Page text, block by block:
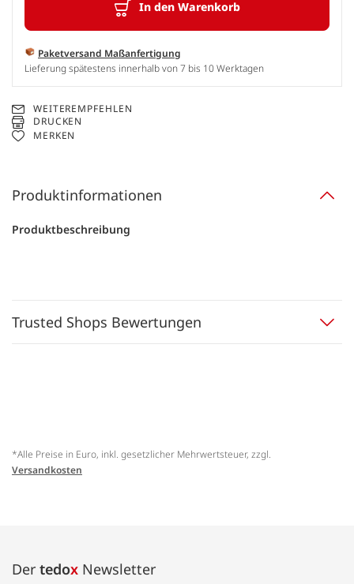
In den Warenkorb
Paketversand Maßanfertigung
Lieferung spätestens innerhalb von 7 bis 10 Werktagen
WEITEREMPFEHLEN
DRUCKEN
MERKEN
Produktinformationen
Produktbeschreibung
Trusted Shops Bewertungen
*Alle Preise in Euro, inkl. gesetzlicher Mehrwertsteuer, zzgl.
Versandkosten
Der tedox Newsletter